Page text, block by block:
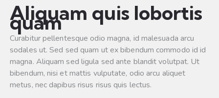
Aliquam quis lobortis
quam
Curabitur pellentesque odio magna, id malesuada arcu
sodales ut. Sed sed quam ut ex bibendum commodo id id
magna. Aliquam sed ligula sed ante blandit volutpat. Ut
bibendum, nisi et mattis vulputate, odio arcu aliquet
metus, nec dapibus risus risus quis lectus.